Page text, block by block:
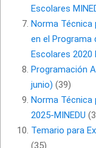
Escolares
Norma Técnica
en el Programa
Escolares 2020
Programación
junio) (39)
Norma Técnica
2025-MINEDU
Temario para
(35)